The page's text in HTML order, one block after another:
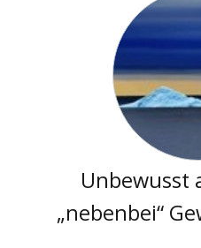
Unbewusst
„nebenbei“